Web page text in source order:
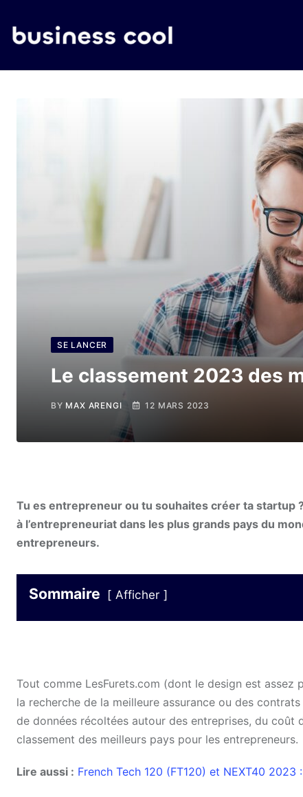
SE LANCER
Le classement 2023 des
BY MAX ARENGI 12 MARS 2023
Tu es entrepreneur ou tu souhaites créer ta startup
à l’entrepreneuriat dans les plus grands pays du
entrepreneurs.
Sommaire Afficher
Tout comme LesFurets.com (dont le design est
la recherche de la meilleure assurance ou des
de données récoltées autour des entreprises, du
classement des meilleurs pays pour les entrepreneurs.
Lire aussi : French Tech 120 (FT120) et NEXT40